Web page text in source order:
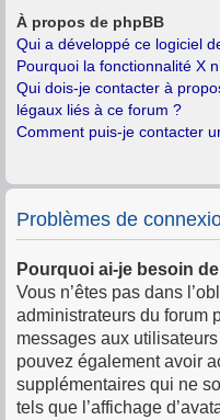
À propos de phpBB
Qui a développé ce logiciel
Pourquoi la fonctionnalité X
Qui dois-je contacter à
légaux liés à ce forum ?
Comment puis-je contacter
Problèmes de
Pourquoi ai-je besoin
Vous n’êtes pas dans
administrateurs du forum
messages aux
pouvez également avoir
supplémentaires qui ne
tels que l’affichage